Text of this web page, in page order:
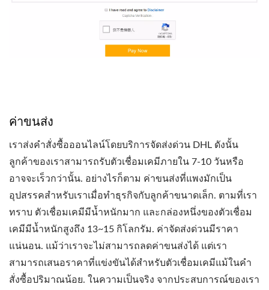
ค่าขนส่ง
เราส่งคำสั่งซื้อออนไลน์โดยบริการจัดส่งด่วน DHL ดังนั้น
ลูกค้าของเราสามารถรับตัวเชื่อมเคมีภายใน 7-10 วันหรือ
อาจจะเร็วกว่านั้น. อย่างไรก็ตาม ค่าขนส่งที่แพงมักเป็น
อุปสรรคสำหรับเราเมื่อทำธุรกิจกับลูกค้าขนาดเล็ก. ตามที่เรา
ทราบ ตัวเชื่อมเคมีมีน้ำหนักมาก และกล่องหนึ่งของตัวเชื่อม
เคมีมีน้ำหนักสูงถึง 13~15 กิโลกรัม. ค่าจัดส่งด่วนมีราคา
แน่นอน. แม้ว่าเราจะไม่สามารถลดค่าขนส่งได้ แต่เรา
สามารถเสนอราคาที่แข่งขันได้สำหรับตัวเชื่อมเคมีแม้ในคำ
สั่งซื้อปริมาณน้อย. ในความเป็นจริง จากประสบการณ์ของเรา